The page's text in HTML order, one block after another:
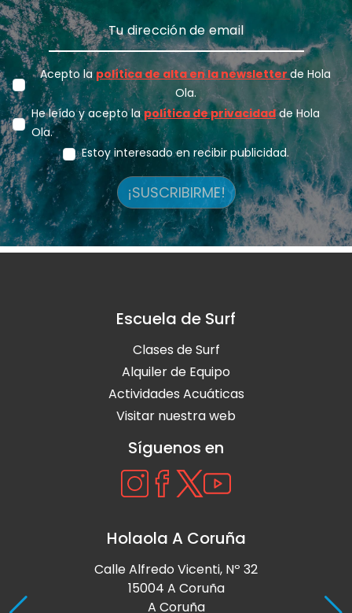
Acepto lapolítica de alta en la newsletter de Hola
Ola.
He leído y acepto lapolítica de privacidadde Hola
Ola.
Estoy interesado en recibir publicidad.
¡SUSCRIBIRME!
Escuela de Surf
Clases de Surf
Alquiler de Equipo
Actividades Acuáticas
Visitar nuestra web
Síguenos en
Holaola A Coruña
Calle Alfredo Vicenti, Nº 32
15004 A Coruña
A Coruña